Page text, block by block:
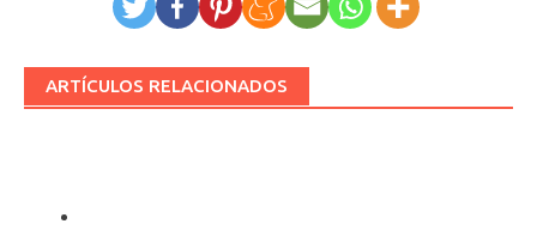
ARTÍCULOS RELACIONADOS